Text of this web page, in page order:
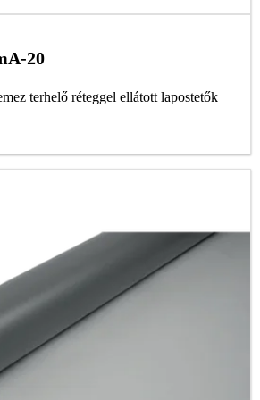
20
terhelő réteggel ellátott lapostetők